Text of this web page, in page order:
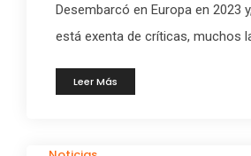
Desembarcó en Europa en 2023
está exenta de críticas, muchos la
Leer Más